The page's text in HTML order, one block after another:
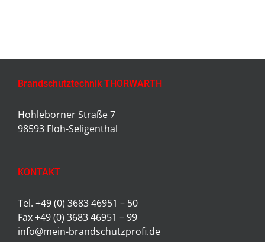
Brandschutztechnik THORWARTH
Hohleborner Straße 7
98593 Floh-Seligenthal
KONTAKT
Tel. +49 (0) 3683 46951 – 50
Fax +49 (0) 3683 46951 – 99
info@mein-brandschutzprofi.de